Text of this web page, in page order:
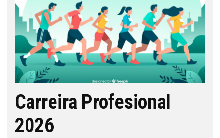
Carreira Profesional
2026